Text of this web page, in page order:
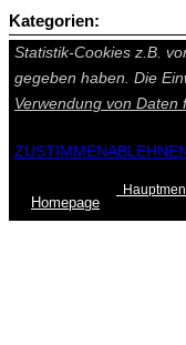
Auf dieser Seite
Statistik-Cookies z.B.
gegeben haben. Die
Verwendung von Daten
ZUSTIMMEN
Homepage
Kategorien: